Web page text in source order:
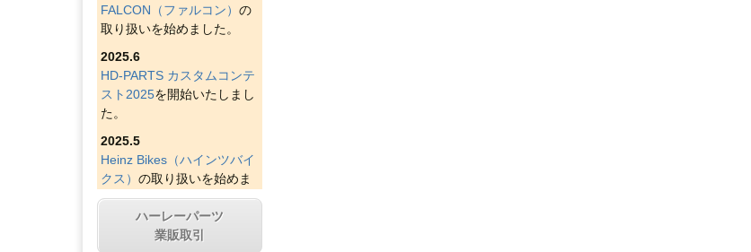
FALCON（ファルコン） の
取り扱いを始めました。
2025.6
HD-PARTS カスタムコンテ
スト2025を開始いたしまし
た。
2025.5
Heinz Bikes（ハインツバイ
クス） の取り扱いを始めま
した。
2025.4
Figurati Designs（フィグラ
ハーレーパーツ
業販取引